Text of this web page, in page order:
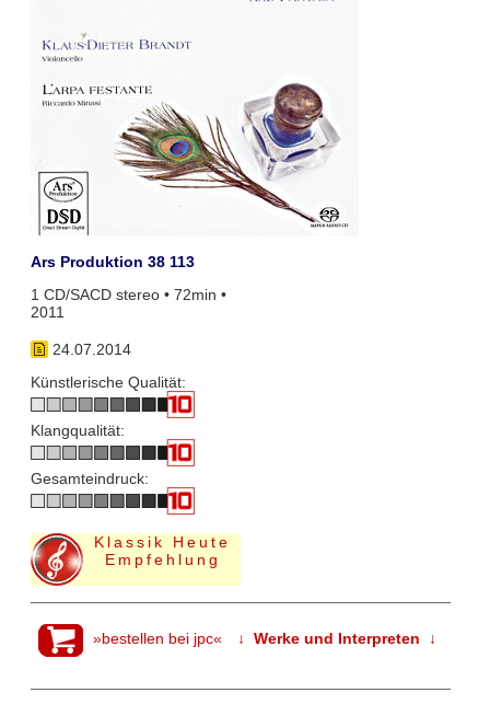
Ars Produktion 38 113
1 CD/SACD stereo • 72min •
2011
24.07.2014
Künstlerische Qualität:
Klangqualität:
Gesamteindruck:
Klassik Heute
Empfehlung
»bestellen bei jpc« ↓ Werke und Interpreten ↓